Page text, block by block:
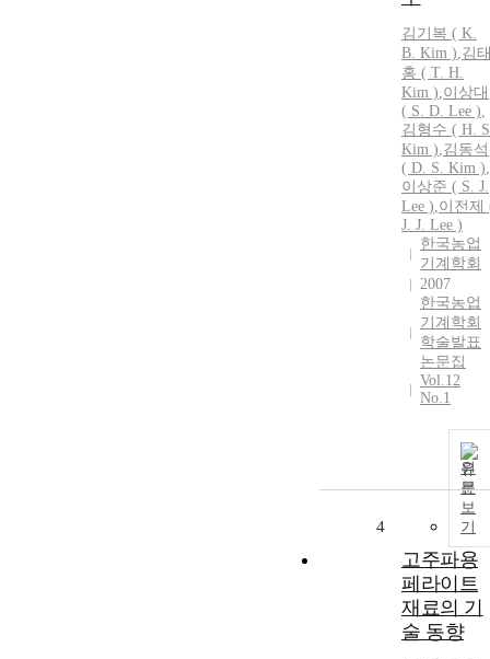
김기복 ( K.
B. Kim ),김
홍 ( T. H.
Kim ),이상대
( S. D. Lee ),
김형수 ( H.
Kim ),김동석
( D. S. Kim ),
이상준 ( S. J.
Lee ),이전제
J. J. Lee )
한국농업
기계학회
2007
한국농업
기계학회
학술발표
논문집
Vol.12
No.1
원
문
보
기
4
고주파용
페라이트
재료의 기
술 동향